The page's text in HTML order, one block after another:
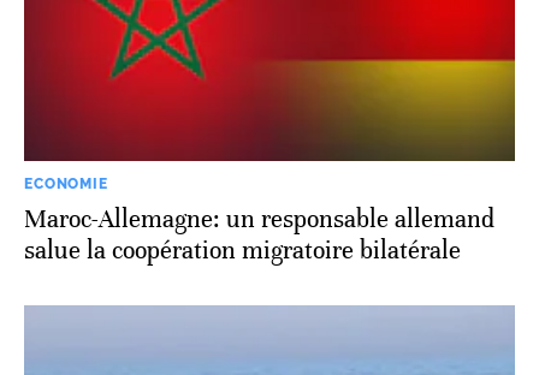
ECONOMIE
Maroc-Allemagne: un responsable allemand
salue la coopération migratoire bilatérale